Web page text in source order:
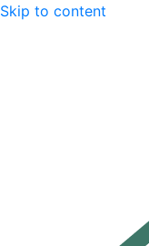
Skip to content